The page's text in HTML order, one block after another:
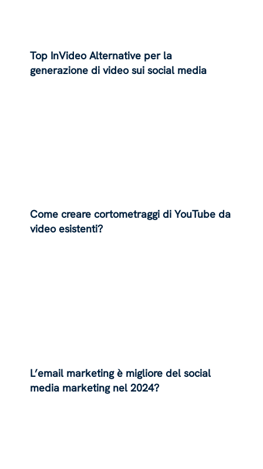
Top InVideo Alternative per la
generazione di video sui social media
Come creare cortometraggi di YouTube da
video esistenti?
L’email marketing è migliore del social
media marketing nel 2024?